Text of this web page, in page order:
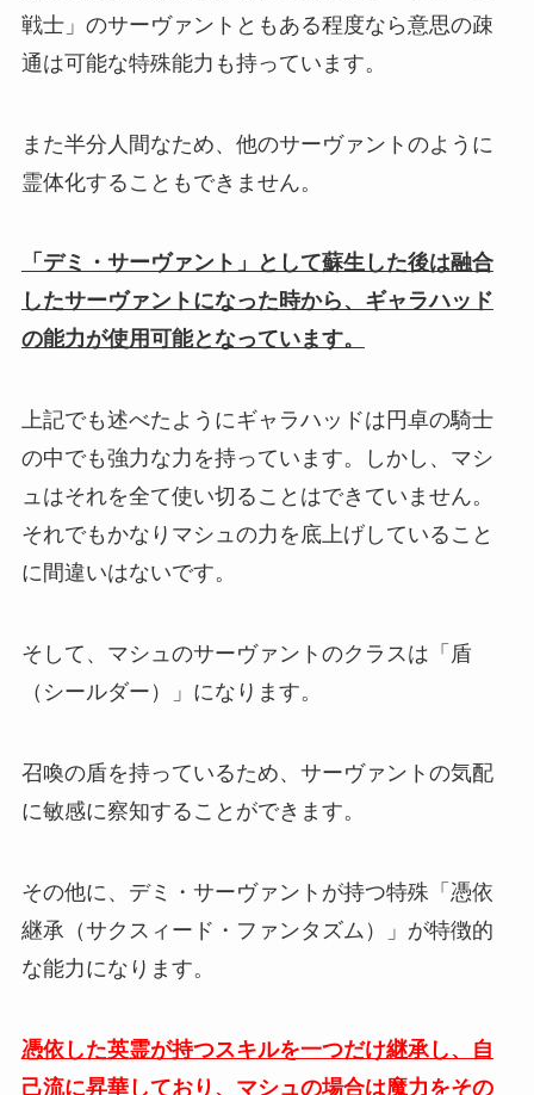
戦士」のサーヴァントともある程度なら意思の疎
通は可能な特殊能力も持っています。
また半分人間なため、他のサーヴァントのように
霊体化することもできません。
「デミ・サーヴァント」として蘇生した後は融合
したサーヴァントになった時から、ギャラハッド
の能力が使用可能となっています。
上記でも述べたようにギャラハッドは円卓の騎士
の中でも強力な力を持っています。しかし、マシ
ュはそれを全て使い切ることはできていません。
それでもかなりマシュの力を底上げしていること
に間違いはないです。
そして、マシュのサーヴァントのクラスは「盾
（シールダー）」になります。
召喚の盾を持っているため、サーヴァントの気配
に敏感に察知することができます。
その他に、デミ・サーヴァントが持つ特殊「憑依
継承（サクスィード・ファンタズム）」が特徴的
な能力になります。
憑依した英霊が持つスキルを一つだけ継承し、自
己流に昇華しており、マシュの場合は魔力をその